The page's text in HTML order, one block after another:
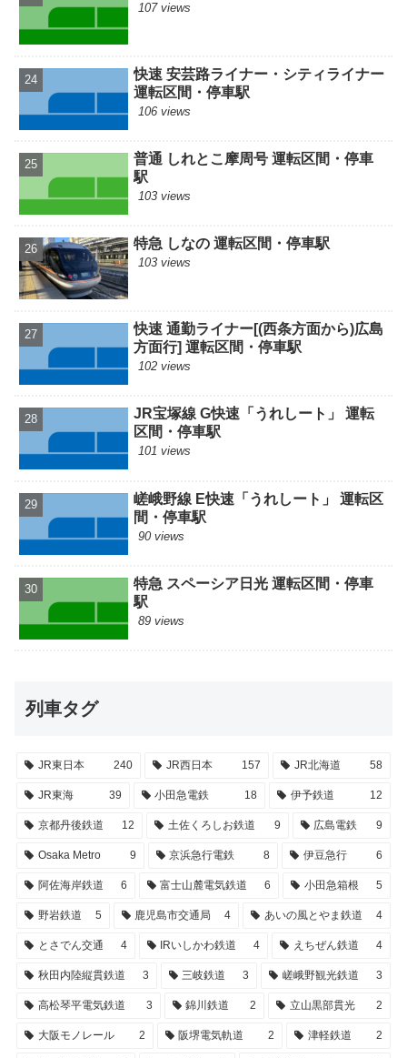
107 views
快速 安芸路ライナー・シティライナー
運転区間・停車駅
106 views
普通 しれとこ摩周号 運転区間・停車
駅
103 views
特急 しなの 運転区間・停車駅
103 views
快速 通勤ライナー[(西条方面から)広島
方面行] 運転区間・停車駅
102 views
JR宝塚線 G快速「うれしート」 運転
区間・停車駅
101 views
嵯峨野線 E快速「うれしート」 運転区
間・停車駅
90 views
特急 スペーシア日光 運転区間・停車
駅
89 views
列車タグ
JR東日本 240 JR西日本 157 JR北海道 58
JR東海 39 小田急電鉄 18 伊予鉄道 12
京都丹後鉄道 12 土佐くろしお鉄道 9 広島電鉄 9
Osaka Metro 9 京浜急行電鉄 8 伊豆急行 6
阿佐海岸鉄道 6 富士山麓電気鉄道 6 小田急箱根 5
野岩鉄道 5 鹿児島市交通局 4 あいの風とやま鉄道 4
とさでん交通 4 IRいしかわ鉄道 4 えちぜん鉄道 4
秋田内陸縦貫鉄道 3 三岐鉄道 3 嵯峨野観光鉄道 3
高松琴平電気鉄道 3 錦川鉄道 2 立山黒部貫光 2
大阪モノレール 2 阪堺電気軌道 2 津軽鉄道 2